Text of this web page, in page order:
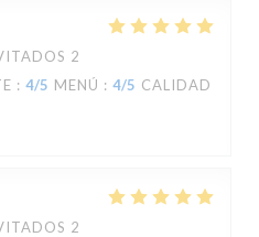
2
: 4/5 MENÚ : 4/5 CALIDAD
2